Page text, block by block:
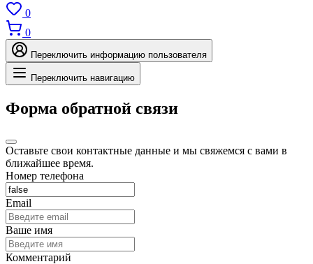
0
0
Переключить информацию пользователя
Переключить навигацию
Форма обратной связи
Оставьте свои контактные данные и мы свяжемся с вами в
ближайшее время.
Номер телефона
Email
Ваше имя
Комментарий